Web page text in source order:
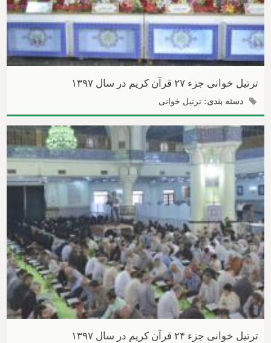
ترتیل خوانی جزء ۲۷ قرآن کریم در سال ۱۳۹۷
دسته بندی:ترتیل خوانی
ترتیل خوانی جزء ۲۴ قرآن کریم در سال ۱۳۹۷